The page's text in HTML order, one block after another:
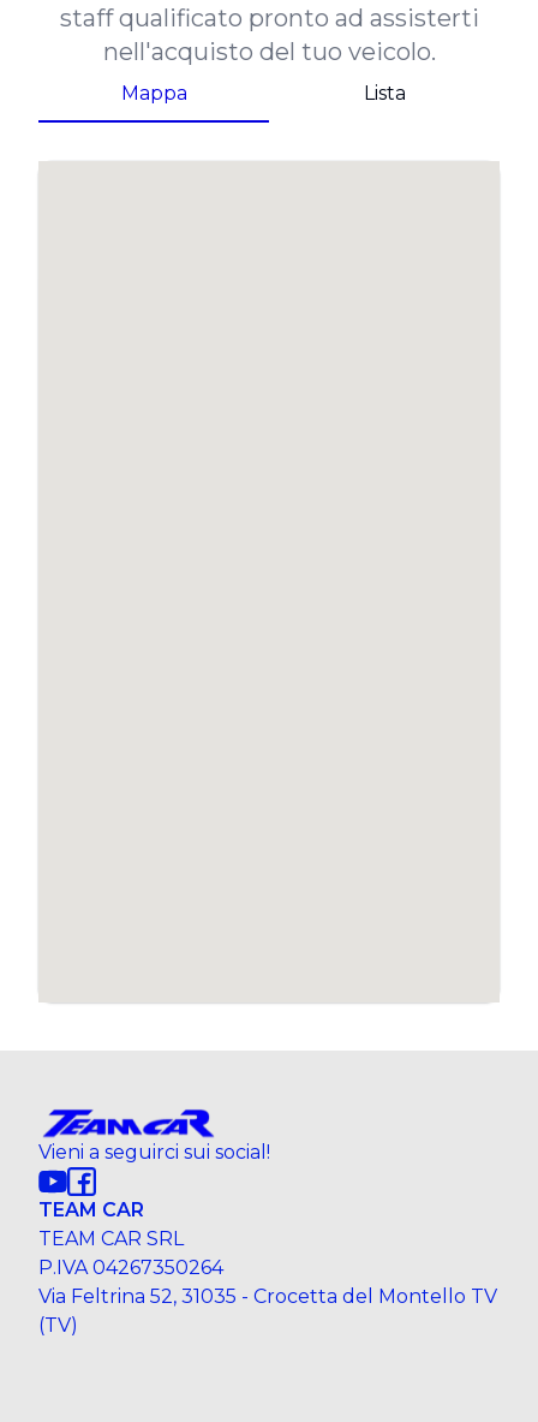
staff qualificato pronto ad assisterti
nell'acquisto del tuo veicolo.
Mappa Lista
Vieni a seguirci sui social!
TEAM CAR
TEAM CAR SRL
P.IVA 04267350264
Via Feltrina 52, 31035 - Crocetta del Montello TV
(TV)